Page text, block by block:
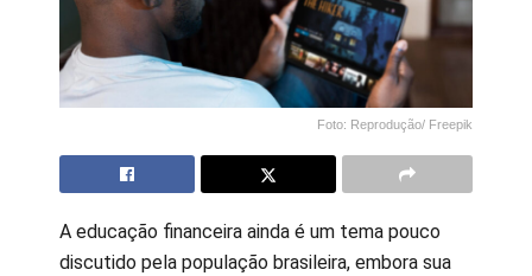
Foto: Reprodução/ Freepik
A educação financeira ainda é um tema pouco
discutido pela população brasileira, embora sua